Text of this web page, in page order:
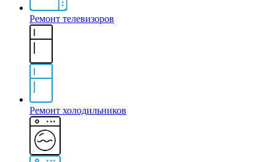
Ремонт телевизоров
Ремонт холодильников